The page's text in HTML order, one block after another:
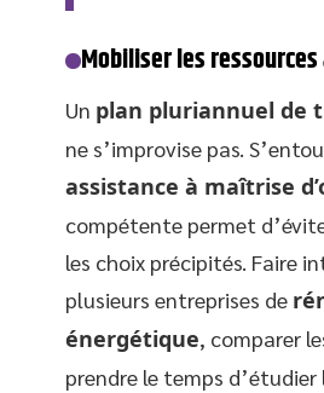
Mobiliser les
Un plan pluriannuel de
ne s’improvise pas.
assistance à maîtrise
compétente permet
les choix précipités. Faire
plusieurs entreprises de
énergétique, comparer
prendre le temps d’étudier